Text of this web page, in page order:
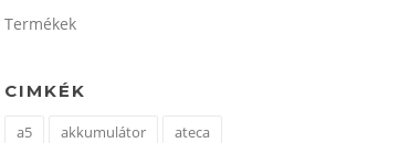
Termékek
CIMKÉK
a5 akkumulátor
ateca